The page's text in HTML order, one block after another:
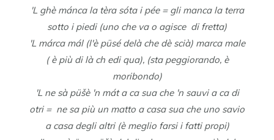
'L ghè mánca la tèra sóta i pée = gli manca la terra
sotto i piedi (uno che va o agisce di fretta)
'L márca mál (l'è püsé delà che dè scià) marca male
( è più di là ch edi qua), (sta peggiorando, è
moribondo)
'L ne sà püšè 'n mát a ca sua che 'n sauvi a ca di
otri = ne sa più un matto a casa sua che uno savio
a casa degli altri (è meglio farsi i fatti propi)